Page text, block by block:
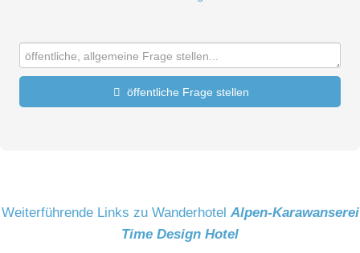
öffentliche Frage stellen
Weiterführende Links zu Wanderhotel Alpen-Karawanserei
Time Design Hotel